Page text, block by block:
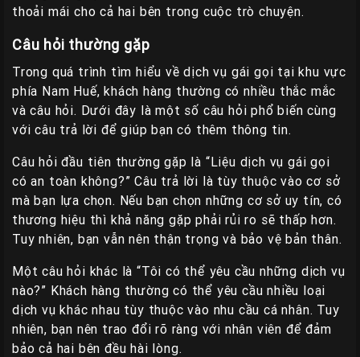
thoải mái cho cả hai bên trong cuộc trò chuyện.
Câu hỏi thường gặp
Trong quá trình tìm hiểu về dịch vụ gái gọi tại khu vực
phía Nam Huế, khách hàng thường có nhiều thắc mắc
và câu hỏi. Dưới đây là một số câu hỏi phổ biến cùng
với câu trả lời để giúp bạn có thêm thông tin.
Câu hỏi đầu tiên thường gặp là “Liệu dịch vụ gái gọi
có an toàn không?” Câu trả lời là tùy thuộc vào cơ sở
mà bạn lựa chọn. Nếu bạn chọn những cơ sở uy tín, có
thương hiệu thì khả năng gặp phải rủi ro sẽ thấp hơn.
Tuy nhiên, bạn vẫn nên thận trọng và bảo vệ bản thân.
Một câu hỏi khác là “Tôi có thể yêu cầu những dịch vụ
nào?” Khách hàng thường có thể yêu cầu nhiều loại
dịch vụ khác nhau tùy thuộc vào nhu cầu cá nhân. Tuy
nhiên, bạn nên trao đổi rõ ràng với nhân viên để đảm
bảo cả hai bên đều hài lòng.